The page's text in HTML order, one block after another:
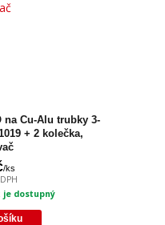
na Cu-Alu trubky 3-
+ 2 kolečka,
/ks
je dostupný